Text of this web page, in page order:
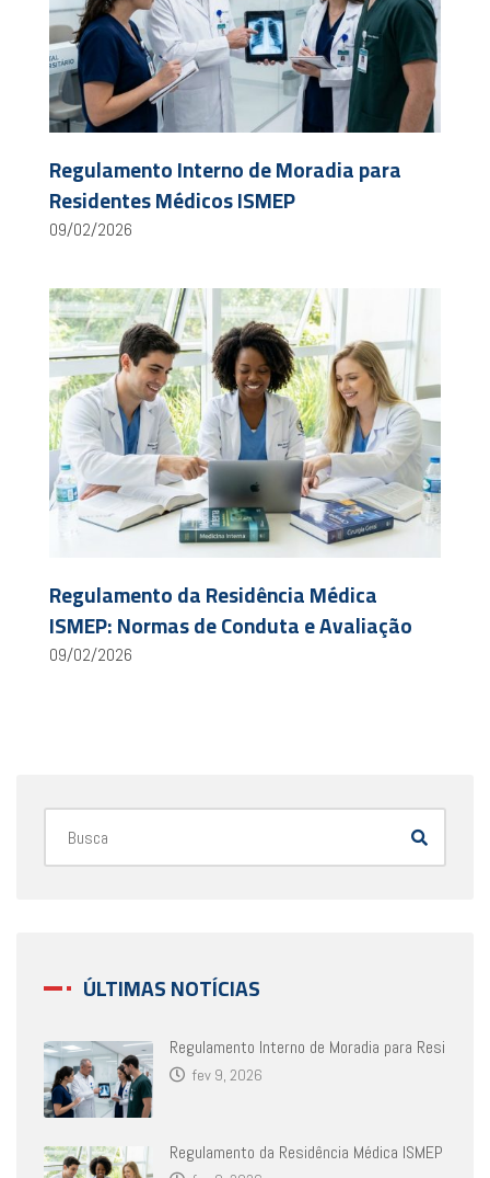
Regulamento Interno de Moradia para
Residentes Médicos ISMEP
09/02/2026
Regulamento da Residência Médica
ISMEP: Normas de Conduta e Avaliação
09/02/2026
ÚLTIMAS NOTÍCIAS
Regulamento Interno de Moradia para Resi
fev 9, 2026
Regulamento da Residência Médica ISMEP